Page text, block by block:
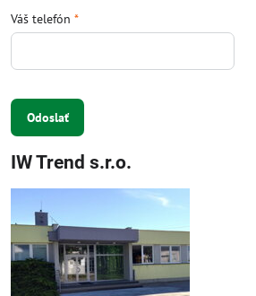
Váš telefón *
Odoslať
IW Trend s.r.o.